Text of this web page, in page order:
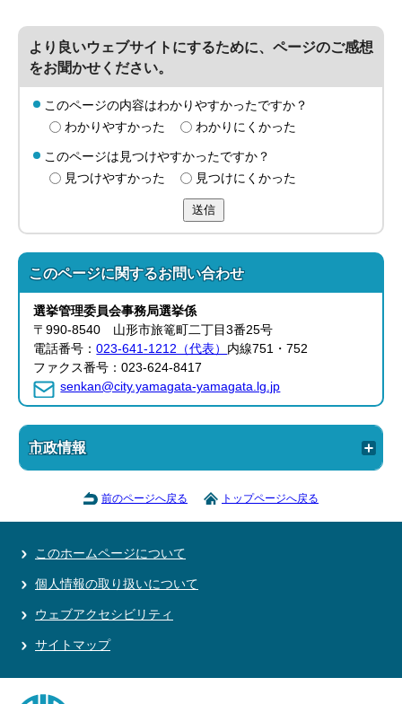
より良いウェブサイトにするために、ページのご感想
をお聞かせください。
このページの内容はわかりやすかったですか？
わかりやすかった
わかりにくかった
このページは見つけやすかったですか？
見つけやすかった
見つけにくかった
送信
このページに関するお問い合わせ
選挙管理委員会事務局選挙係
〒990-8540 山形市旅篭町二丁目3番25号
電話番号：023-641-1212（代表） 内線751・752
ファクス番号：023-624-8417
senkan@city.yamagata-yamagata.lg.jp
市政情報
前のページへ戻る トップページへ戻る
このホームページについて
個人情報の取り扱いについて
ウェブアクセシビリティ
サイトマップ